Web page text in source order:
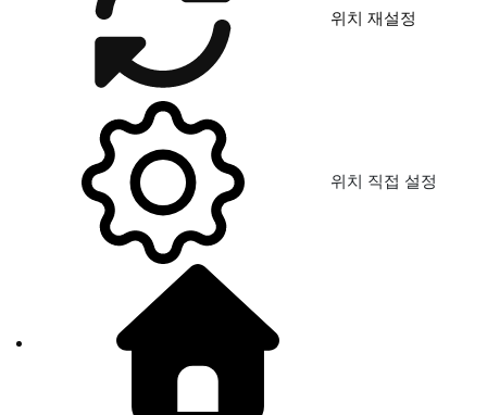
위치 재설정
위치 직접 설정